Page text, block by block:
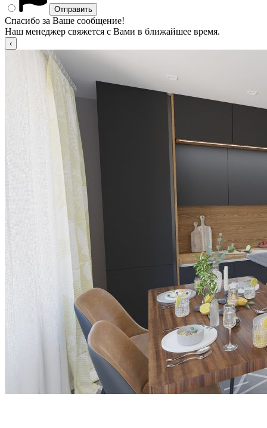
Спасибо за Ваше сообщение!
Наш менеджер свяжется с Вами в ближайшее время.